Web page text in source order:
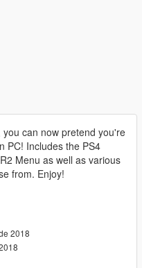
can now pretend you're
PC! Includes the PS4
Menu as well as various
from. Enjoy!
2018